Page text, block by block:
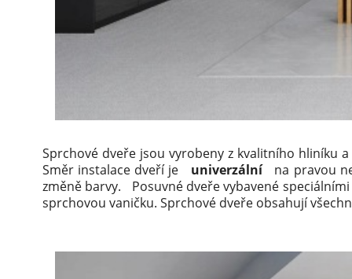
Sprchové dveře jsou vyrobeny z kvalitního hliníku
Směr instalace dveří je
univerzální
na pravou
změně barvy.
Posuvné dveře vybavené
sprchovou vaničku. Sprchové dveře obsahují